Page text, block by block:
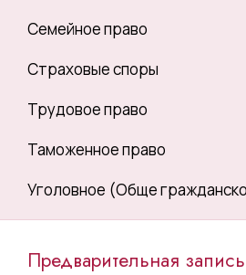
Семейное право
Страховые споры
Трудовое право
Таможенное право
Уголовное (Обще
Предварительная